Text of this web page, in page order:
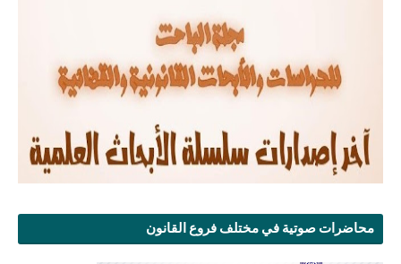
محاضرات صوتية في مختلف فروع القانون